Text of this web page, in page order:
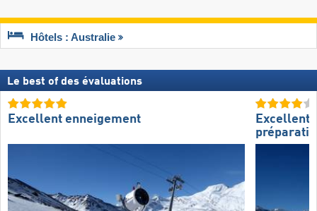
Hôtels : Australie
Le best of des évaluations
Excellent enneigement
Excellente